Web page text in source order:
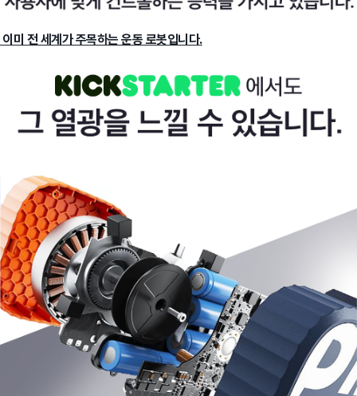
이미 전 세계가 주목하는 운동 로봇입니다.